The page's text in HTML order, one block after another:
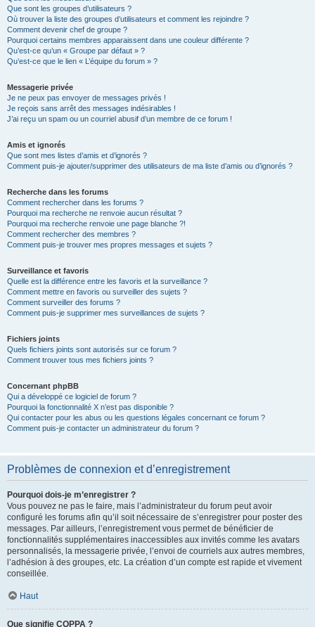
Que sont les groupes d’utilisateurs ?
Où trouver la liste des groupes d’utilisateurs et comment les rejoindre ?
Comment devenir chef de groupe ?
Pourquoi certains membres apparaissent dans une couleur différente ?
Qu’est-ce qu’un « Groupe par défaut » ?
Qu’est-ce que le lien « L’équipe du forum » ?
Messagerie privée
Je ne peux pas envoyer de messages privés !
Je reçois sans arrêt des messages indésirables !
J’ai reçu un spam ou un courriel abusif d’un membre de ce forum !
Amis et ignorés
Que sont mes listes d’amis et d’ignorés ?
Comment puis-je ajouter/supprimer des utilisateurs de ma liste d’amis ou d’ignorés ?
Recherche dans les forums
Comment rechercher dans les forums ?
Pourquoi ma recherche ne renvoie aucun résultat ?
Pourquoi ma recherche renvoie une page blanche ?!
Comment rechercher des membres ?
Comment puis-je trouver mes propres messages et sujets ?
Surveillance et favoris
Quelle est la différence entre les favoris et la surveillance ?
Comment mettre en favoris ou surveiller des sujets ?
Comment surveiller des forums ?
Comment puis-je supprimer mes surveillances de sujets ?
Fichiers joints
Quels fichiers joints sont autorisés sur ce forum ?
Comment trouver tous mes fichiers joints ?
Concernant phpBB
Qui a développé ce logiciel de forum ?
Pourquoi la fonctionnalité X n’est pas disponible ?
Qui contacter pour les abus ou les questions légales concernant ce forum ?
Comment puis-je contacter un administrateur du forum ?
Problèmes de connexion et d’enregistrement
Pourquoi dois-je m’enregistrer ?
Vous pouvez ne pas le faire, mais l’administrateur du forum peut avoir
configuré les forums afin qu’il soit nécessaire de s’enregistrer pour poster des
messages. Par ailleurs, l’enregistrement vous permet de bénéficier de
fonctionnalités supplémentaires inaccessibles aux invités comme les avatars
personnalisés, la messagerie privée, l’envoi de courriels aux autres membres,
l’adhésion à des groupes, etc. La création d’un compte est rapide et vivement
conseillée.
Haut
Que signifie COPPA ?